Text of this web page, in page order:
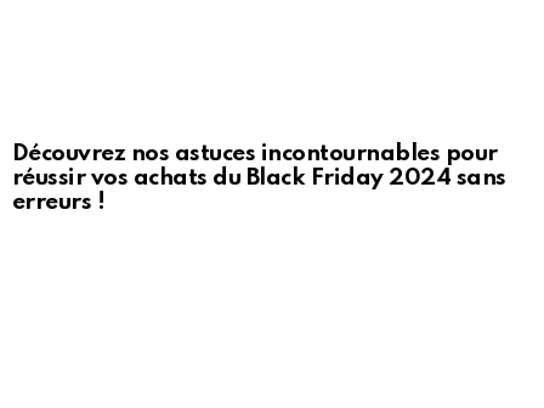
Découvrez nos astuces incontournables pour
réussir vos achats du Black Friday 2024 sans
erreurs !